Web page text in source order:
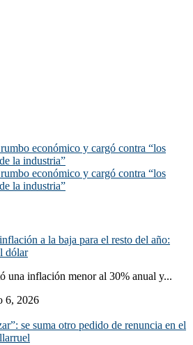
económico y cargó contra “los
la industria”
económico y cargó contra “los
la industria”
a la baja para el resto del año:
dólar
una inflación menor al 30% anual y...
6, 2026
se suma otro pedido de renuncia en el